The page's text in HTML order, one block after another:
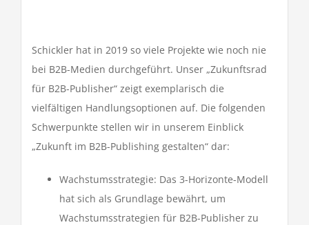
Schickler hat in 2019 so viele Projekte wie noch nie
bei B2B-Medien durchgeführt. Unser „Zukunftsrad
für B2B-Publisher“ zeigt exemplarisch die
vielfältigen Handlungsoptionen auf. Die folgenden
Schwerpunkte stellen wir in unserem Einblick
„Zukunft im B2B-Publishing gestalten“ dar:
Wachstumsstrategie: Das 3-Horizonte-Modell
hat sich als Grundlage bewährt, um
Wachstumsstrategien für B2B-Publisher zu